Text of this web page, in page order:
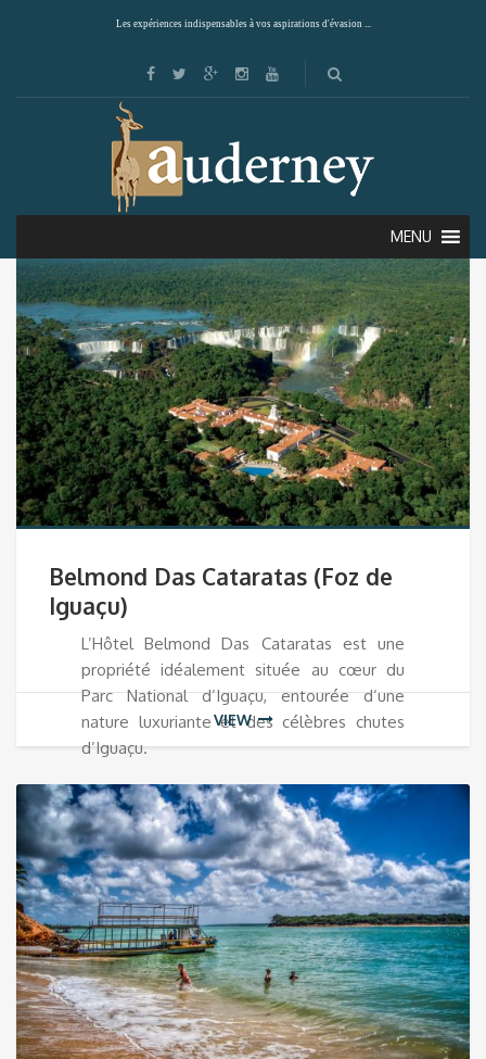
Les expériences indispensables à vos aspirations d'évasion ...
MENU
Showing 1–12 of 16 results
Default sorting
Belmond Das Cataratas (Foz de
Iguaçu)
L’Hôtel Belmond Das Cataratas est une
propriété idéalement située au cœur du
Parc National d’Iguaçu, entourée d’une
nature luxuriante et des célèbres chutes
d’Iguaçu.
VIEW